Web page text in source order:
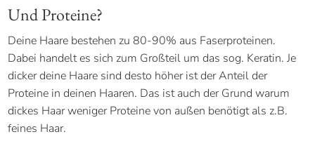
Und Proteine?
Deine Haare bestehen zu 80-90% aus Faserproteinen.
Dabei handelt es sich zum Großteil um das sog. Keratin. Je
dicker deine Haare sind desto höher ist der Anteil der
Proteine in deinen Haaren. Das ist auch der Grund warum
dickes Haar weniger Proteine von außen benötigt als z.B.
feines Haar.